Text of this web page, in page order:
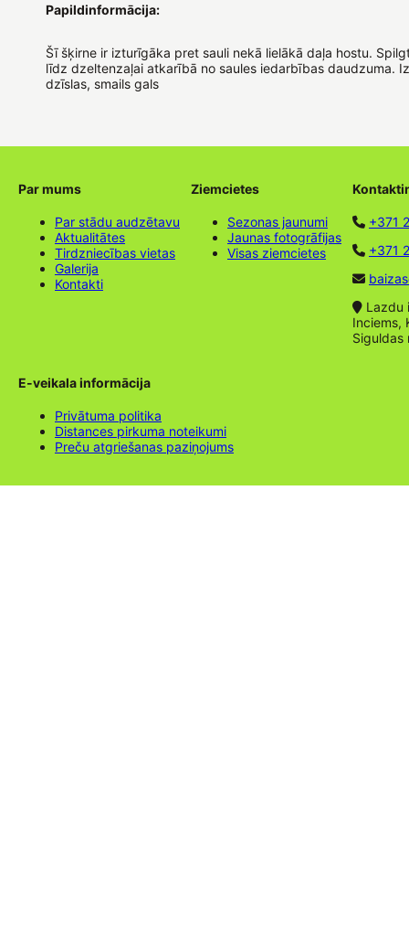
Papildinformācija:
Šī šķirne ir izturīgāka pret sauli nekā lielākā daļa hostu.
līdz dzeltenzaļai atkarībā no saules iedarbības daudzuma.
dzīslas, smails gals
Par mums
Par stādu audzētavu
Aktualitātes
Tirdzniecības vietas
Galerija
Kontakti
Ziemcietes
Sezonas jaunumi
Jaunas fotogrāfijas
Visas ziemcietes
+371
+371
Lazdu
Inciems,
Siguldas
E-veikala informācija
Privātuma politika
Distances pirkuma noteikumi
Preču atgriešanas paziņojums